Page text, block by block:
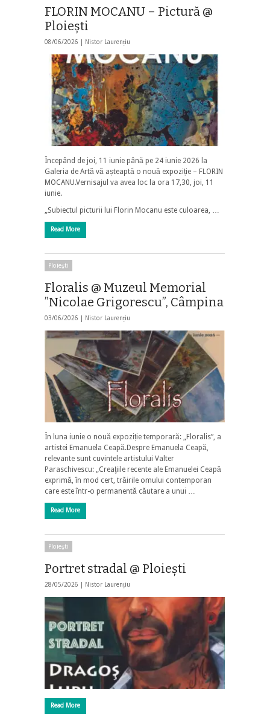
FLORIN MOCANU – Pictură @
Ploiești
08/06/2026 | Nistor Laurențiu
Începând de joi, 11 iunie până pe 24 iunie 2026 la
Galeria de Artă vă așteaptă o nouă expoziție – FLORIN
MOCANU.Vernisajul va avea loc la ora 17,30, joi, 11
iunie.
„Subiectul picturii lui Florin Mocanu este culoarea, …
Read More
Ploieşti
Floralis @ Muzeul Memorial
”Nicolae Grigorescu”, Câmpina
03/06/2026 | Nistor Laurențiu
În luna iunie o nouă expoziție temporară: „Floralis”, a
artistei Emanuela Ceapă.Despre Emanuela Ceapă,
relevante sunt cuvintele artistului Valter
Paraschivescu: „Creaţiile recente ale Emanuelei Ceapă
exprimă, în mod cert, trăirile omului contemporan
care este într-o permanentă căutare a unui …
Read More
Ploieşti
Portret stradal @ Ploiești
28/05/2026 | Nistor Laurențiu
Read More